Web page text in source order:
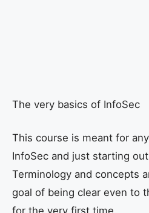
The very basics of InfoSec
This course is meant for
InfoSec and just starting
Terminology and concepts
goal of being clear even to